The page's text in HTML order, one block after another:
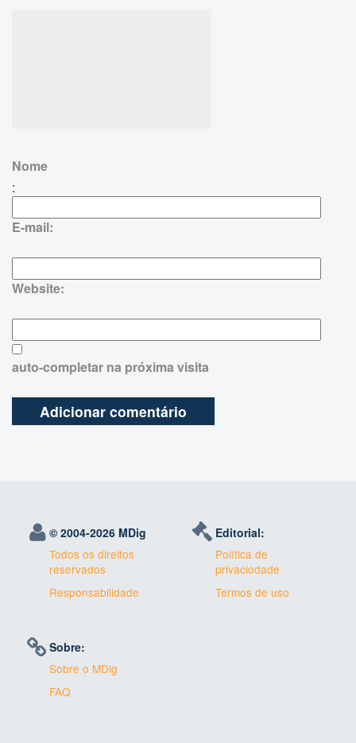
Nome
:
E-mail:
Website:
auto-completar na próxima visita
© 2004-2026 MDig
Todos os direitos
reservados
Responsabilidade
Editorial:
Política de
privaciodade
Termos de uso
Sobre:
Sobre o MDig
FAQ